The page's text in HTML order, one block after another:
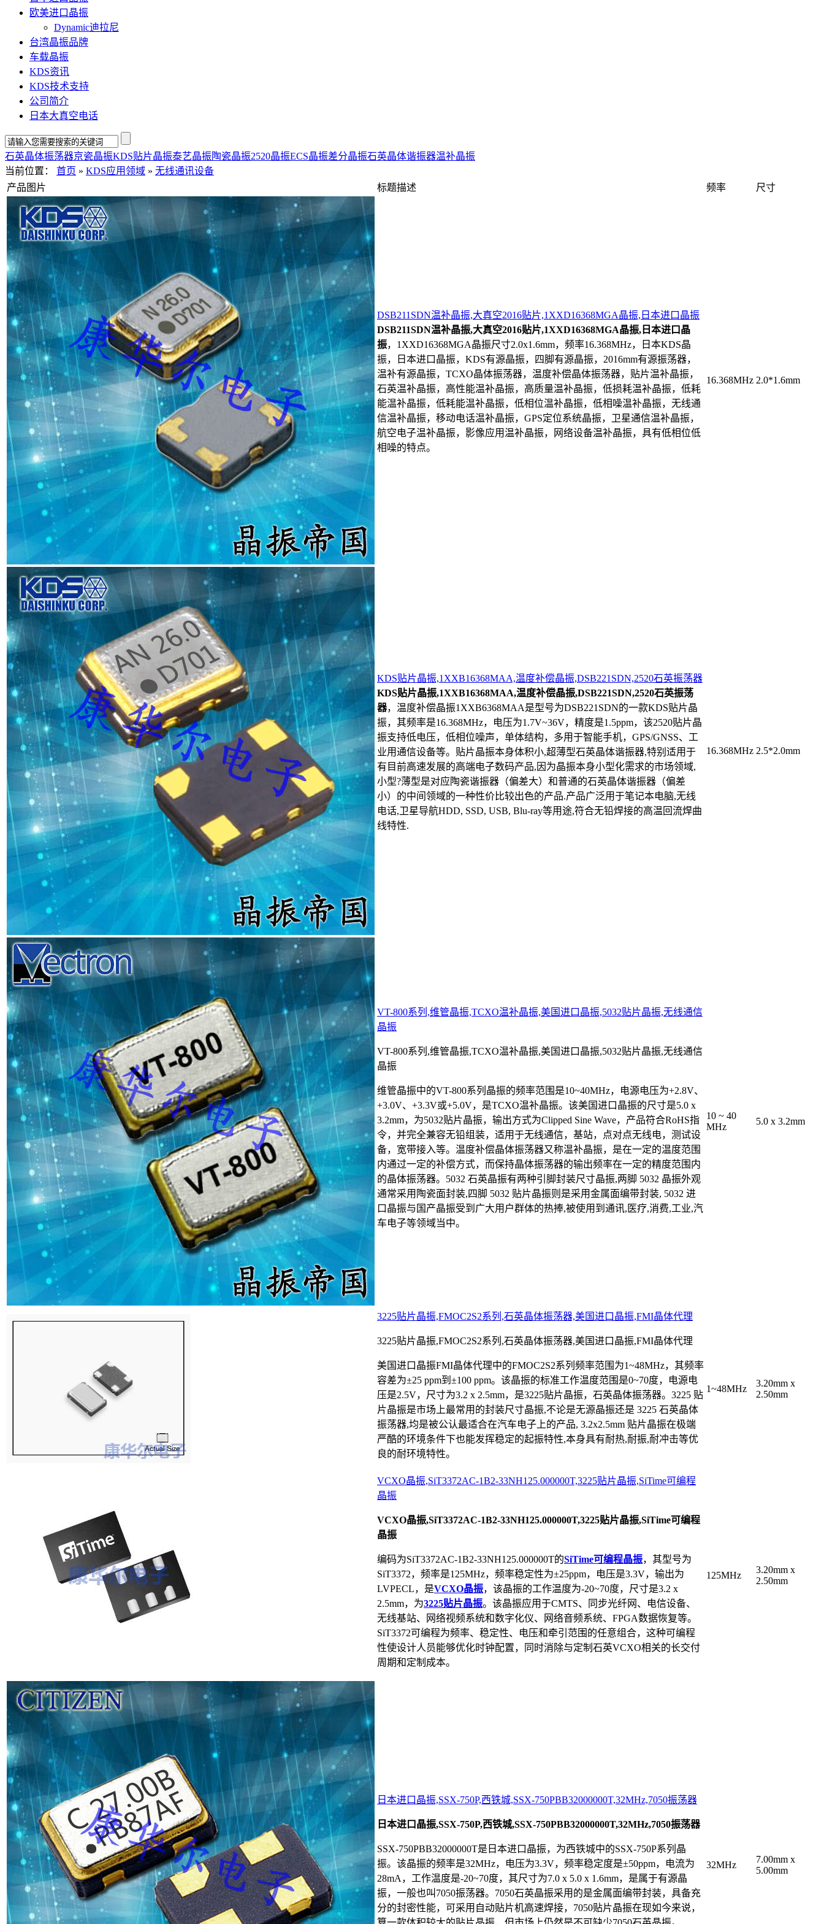
欧美进口晶振
Dynamic迪拉尼
台湾晶振品牌
车载晶振
KDS资讯
KDS技术支持
公司简介
日本大真空电话
石英晶体振荡器京瓷晶振KDS贴片晶振泰艺晶振陶瓷晶振2520晶振ECS晶振差分晶振石英晶体谐振器温补晶振
当前位置：
首页 » KDS应用领域 » 无线通讯设备
产品图片
标题描述 频率 尺寸
DSB211SDN温补晶振,大真空2016贴片,1XXD16368MGA晶振,日本进口晶振
DSB211SDN温补晶振,大真空2016贴片,1XXD16368MGA晶振,日本进口晶
振，1XXD16368MGA晶振尺寸2.0x1.6mm，频率16.368MHz，日本KDS晶
振，日本进口晶振，KDS有源晶振，四脚有源晶振，2016mm有源振荡器，
温补有源晶振，TCXO晶体振荡器，温度补偿晶体振荡器，贴片温补晶振，
石英温补晶振，高性能温补晶振，高质量温补晶振，低损耗温补晶振，低耗
能温补晶振，低耗能温补晶振，低相位温补晶振，低相噪温补晶振，无线通
信温补晶振，移动电话温补晶振，GPS定位系统晶振，卫星通信温补晶振，
航空电子温补晶振，影像应用温补晶振，网络设备温补晶振，具有低相位低
相噪的特点。
16.368MHz 2.0*1.6mm
KDS贴片晶振,1XXB16368MAA,温度补偿晶振,DSB221SDN,2520石英振荡器
KDS贴片晶振,1XXB16368MAA,温度补偿晶振,DSB221SDN,2520石英振荡
器，温度补偿晶振1XXB6368MAA是型号为DSB221SDN的一款KDS贴片晶
振，其频率是16.368MHz，电压为1.7V~36V，精度是1.5ppm，该2520贴片晶
振支持低电压，低相位噪声，单体结构，多用于智能手机，GPS/GNSS、工
业用通信设备等。贴片晶振本身体积小,超薄型石英晶体谐振器,特别适用于
有目前高速发展的高端电子数码产品,因为晶振本身小型化需求的市场领域,
小型?薄型是对应陶瓷谐振器（偏差大）和普通的石英晶体谐振器（偏差
小）的中间领域的一种性价比较出色的产品.产品广泛用于笔记本电脑,无线
电话,卫星导航HDD, SSD, USB, Blu-ray等用途,符合无铅焊接的高温回流焊曲
线特性.
16.368MHz 2.5*2.0mm
VT-800系列,维管晶振,TCXO温补晶振,美国进口晶振,5032贴片晶振,无线通信
晶振
VT-800系列,维管晶振,TCXO温补晶振,美国进口晶振,5032贴片晶振,无线通信
晶振
维管晶振中的VT-800系列晶振的频率范围是10~40MHz，电源电压为+2.8V、
+3.0V、+3.3V或+5.0V，是TCXO温补晶振。该美国进口晶振的尺寸是5.0 x
3.2mm，为5032贴片晶振，输出方式为Clipped Sine Wave，产品符合RoHS指
令，并完全兼容无铅组装，适用于无线通信，基站，点对点无线电，测试设
备，宽带接入等。温度补偿晶体振荡器又称温补晶振，是在一定的温度范围
内通过一定的补偿方式，而保持晶体振荡器的输出频率在一定的精度范围内
的晶体振荡器。5032 石英晶振有两种引脚封装尺寸晶振,两脚 5032 晶振外观
通常采用陶瓷面封装,四脚 5032 贴片晶振则是采用金属面编带封装, 5032 进
口晶振与国产晶振受到广大用户群体的热捧,被使用到通讯,医疗,消费,工业,汽
车电子等领域当中。
10 ~ 40
MHz
5.0 x 3.2mm
3225贴片晶振,FMOC2S2系列,石英晶体振荡器,美国进口晶振,FMI晶体代理
3225贴片晶振,FMOC2S2系列,石英晶体振荡器,美国进口晶振,FMI晶体代理
美国进口晶振FMI晶体代理中的FMOC2S2系列频率范围为1~48MHz，其频率
容差为±25 ppm到±100 ppm。该晶振的标准工作温度范围是0~70度，电源电
压是2.5V，尺寸为3.2 x 2.5mm，是3225贴片晶振，石英晶体振荡器。3225 贴
片晶振是市场上最常用的封装尺寸晶振,不论是无源晶振还是 3225 石英晶体
振荡器,均是被公认最适合在汽车电子上的产品, 3.2x2.5mm 贴片晶振在极端
严酷的环境条件下也能发挥稳定的起振特性,本身具有耐热,耐振,耐冲击等优
良的耐环境特性。
1~48MHz
3.20mm x
2.50mm
VCXO晶振,SiT3372AC-1B2-33NH125.000000T,3225贴片晶振,SiTime可编程
晶振
VCXO晶振,SiT3372AC-1B2-33NH125.000000T,3225贴片晶振,SiTime可编程
晶振
编码为SiT3372AC-1B2-33NH125.000000T的SiTime可编程晶振，其型号为
SiT3372，频率是125MHz，频率稳定性为±25ppm，电压是3.3V，输出为
LVPECL，是VCXO晶振，该晶振的工作温度为-20~70度，尺寸是3.2 x
2.5mm，为3225贴片晶振。该晶振应用于CMTS、同步光纤网、电信设备、
无线基站、网络视频系统和数字化仪、网络音频系统、FPGA数据恢复等。
SiT3372可编程为频率、稳定性、电压和牵引范围的任意组合，这种可编程
性使设计人员能够优化时钟配置，同时消除与定制石英VCXO相关的长交付
周期和定制成本。
125MHz
3.20mm x
2.50mm
日本进口晶振,SSX-750P,西铁城,SSX-750PBB32000000T,32MHz,7050振荡器
日本进口晶振,SSX-750P,西铁城,SSX-750PBB32000000T,32MHz,7050振荡器
SSX-750PBB32000000T是日本进口晶振，为西铁城中的SSX-750P系列晶
振。该晶振的频率是32MHz，电压为3.3V， 频率稳定度是±50ppm，电流为
28mA，工作温度是-20~70度，其尺寸为7.0 x 5.0 x 1.6mm，是属于有源晶
振，一般也叫7050振荡器。7050石英晶振采用的是金属面编带封装，具备充
分的封密性能，可采用自动贴片机高速焊接，7050贴片晶振在现如今来说，
32MHz
7.00mm x
5.00mm